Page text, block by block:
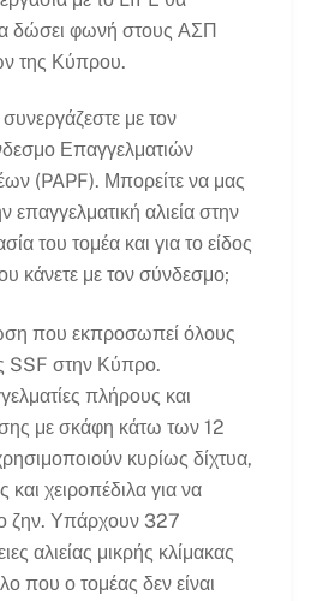
δώσει φωνή στους ΑΣΠ
της Κύπρου.
με τον
Επαγγελματιών
(PAPF). Μπορείτε να μας
επαγγελματική αλιεία στην
του τομέα και για το είδος
κάνετε με τον σύνδεσμο;
που εκπροσωπεί όλους
SSF στην Κύπρο.
πλήρους και
με σκάφη κάτω των 12
κυρίως δίχτυα,
χειροπέδιλα για να
ζην. Υπάρχουν 327
αλιείας μικρής κλίμακας
που ο τομέας δεν είναι